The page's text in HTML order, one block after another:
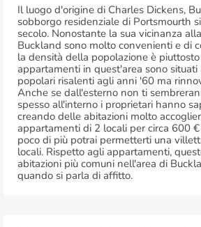
Il luogo d'origine di Charles Dickens,
sobborgo residenziale di Portsmourth
secolo. Nonostante la sua vicinanza
Buckland sono molto convenienti e di
la densità della popolazione è
appartamenti in quest'area sono
popolari risalenti agli anni '60 ma
Anche se dall'esterno non ti
spesso all'interno i proprietari hanno
creando delle abitazioni molto
appartamenti di 2 locali per circa 600
poco di più potrai permetterti una
locali. Rispetto agli appartamenti,
abitazioni più comuni nell'area di
quando si parla di affitto.